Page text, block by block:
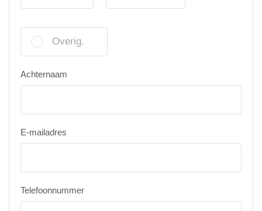
Overig.
Achternaam
E-mailadres
Telefoonnummer